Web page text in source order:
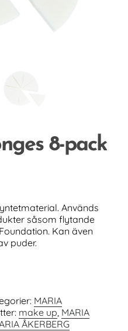
8-pack
Används
såsom flytande
Kan även
puder.
MARIA
make up, MARIA
ÅKERBERG